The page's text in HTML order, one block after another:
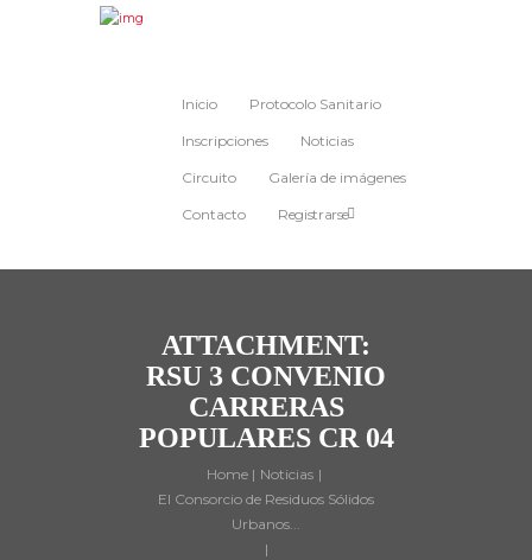
Inicio Protocolo Sanitario
Inscripciones Noticias
Circuito Galería de imágenes
Contacto Registrarse
ATTACHMENT:
RSU 3 CONVENIO
CARRERAS
POPULARES CR 04
Home
Noticias
El Consorcio de Residuos Sólidos
Urbanos...